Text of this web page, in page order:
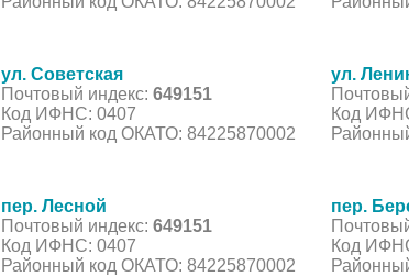
ул. Советская
Почтовый индекс: 649151
Код ИФНС: 0407
Районный код ОКАТО: 84225870002
ул.
Код
пер. Лесной
Почтовый индекс: 649151
Код ИФНС: 0407
Районный код ОКАТО: 84225870002
пер.
Код